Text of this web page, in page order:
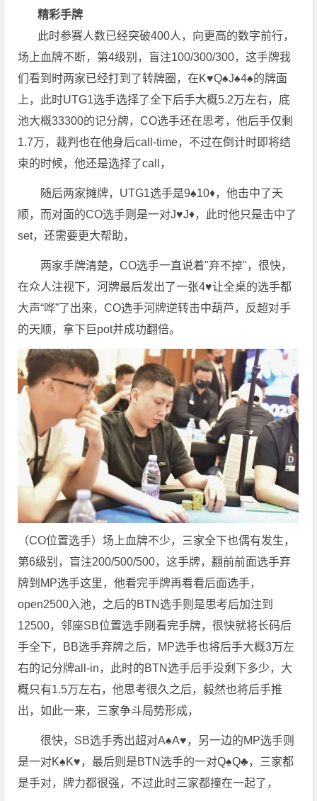
精彩手牌
此时参赛人数已经突破400人，向更高的数字前行，
场上血牌不断，第4级别，盲注100/300/300，这手牌我
们看到时两家已经打到了转牌圈，在K♥️Q♠️J♠️4♠️的牌面
上，此时UTG1选手选择了全下后手大概5.2万左右，底
池大概33300的记分牌，CO选手还在思考，他后手仅剩
1.7万，裁判也在他身后call-time，不过在倒计时即将结
束的时候，他还是选择了call，
随后两家摊牌，UTG1选手是9♠️10♦️，他击中了天
顺，而对面的CO选手则是一对J♥️J♦️，此时他只是击中了
set，还需要更大帮助，
两家手牌清楚，CO选手一直说着"弃不掉"，很快，
在众人注视下，河牌最后发出了一张4♥️让全桌的选手都
大声“哗”了出来，CO选手河牌逆转击中葫芦，反超对手
的天顺，拿下巨pot并成功翻倍。
（CO位置选手）场上血牌不少，三家全下也偶有发生，
第6级别，盲注200/500/500，这手牌，翻前前面选手弃
牌到MP选手这里，他看完手牌再看看后面选手，
open2500入池，之后的BTN选手则是思考后加注到
12500，邻座SB位置选手刚看完手牌，很快就将长码后
手全下，BB选手弃牌之后，MP选手也将后手大概3万左
右的记分牌all-in，此时的BTN选手后手没剩下多少，大
概只有1.5万左右，他思考很久之后，毅然也将后手推
出，如此一来，三家争斗局势形成，
很快，SB选手秀出超对A♠️A♥️，另一边的MP选手则
是一对K♠️K♥️，最后则是BTN选手的一对Q♠️Q♣️，三家都
是手对，牌力都很强，不过此时三家都撞在一起了，